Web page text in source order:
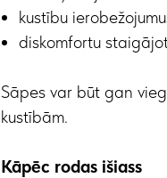
kustību
diskomfortu
Sāpes var būt gan
kustībām.
Kāpēc rodas išiass